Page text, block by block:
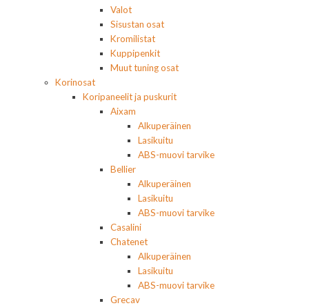
Valot
Sisustan osat
Kromilistat
Kuppipenkit
Muut tuning osat
Korinosat
Koripaneelit ja puskurit
Aixam
Alkuperäinen
Lasikuitu
ABS-muovi tarvike
Bellier
Alkuperäinen
Lasikuitu
ABS-muovi tarvike
Casalini
Chatenet
Alkuperäinen
Lasikuitu
ABS-muovi tarvike
Grecav